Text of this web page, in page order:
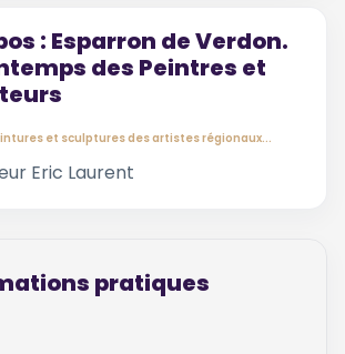
: Esparron de Verdon.
des Peintres et
et sculptures des artistes régionaux...
Eric Laurent
pratiques